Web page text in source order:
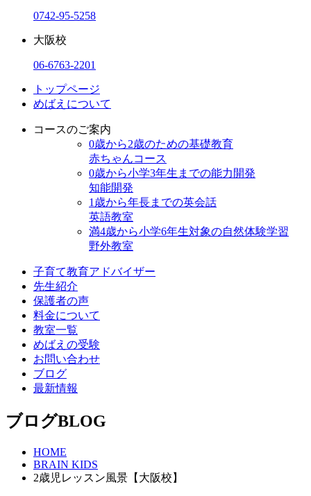
0742-95-5258
大阪校
06-6763-2201
トップページ
めばえについて
コースのご案内
0歳から2歳のための基礎教育
赤ちゃんコース
0歳から小学3年生までの能力開発
知能開発
1歳から年⻑までの英会話
英語教室
満4歳から小学6年生対象の自然体験学習
野外教室
子育て教育アドバイザー
先生紹介
保護者の声
料金について
教室一覧
めばえの受験
お問い合わせ
ブログ
最新情報
ブログBLOG
HOME
BRAIN KIDS
2歳児レッスン風景【大阪校】